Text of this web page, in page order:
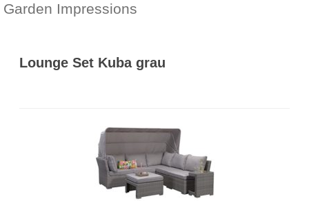
Garden Impressions
Lounge Set Kuba grau